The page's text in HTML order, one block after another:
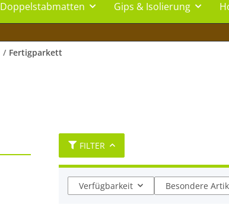
Doppelstabmatten Gips & Isolierung
Fertigparkett
FILTER
Verfügbarkeit Besondere